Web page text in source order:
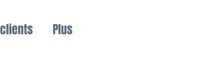
Plus